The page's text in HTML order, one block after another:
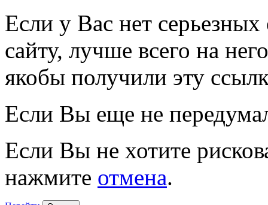
Если у Вас нет
сайту, лучше всего на
якобы получили эту
Если Вы еще не
Если Вы не хотите
нажмите отмена.